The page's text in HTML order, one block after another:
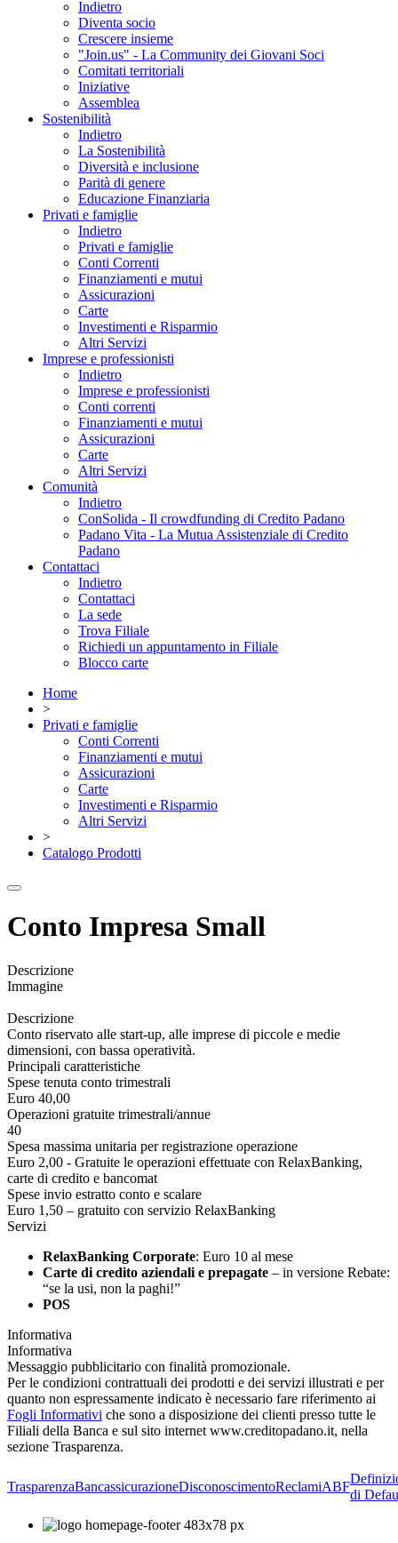
Indietro
Diventa socio
Crescere insieme
"Join.us" - La Community dei Giovani Soci
Comitati territoriali
Iniziative
Assemblea
Sostenibilità
Indietro
La Sostenibilità
Diversità e inclusione
Parità di genere
Educazione Finanziaria
Privati e famiglie
Indietro
Privati e famiglie
Conti Correnti
Finanziamenti e mutui
Assicurazioni
Carte
Investimenti e Risparmio
Altri Servizi
Imprese e professionisti
Indietro
Imprese e professionisti
Conti correnti
Finanziamenti e mutui
Assicurazioni
Carte
Altri Servizi
Comunità
Indietro
ConSolida - Il crowdfunding di Credito Padano
Padano Vita - La Mutua Assistenziale di Credito
Padano
Contattaci
Indietro
Contattaci
La sede
Trova Filiale
Richiedi un appuntamento in Filiale
Blocco carte
Home
>
Privati e famiglie
Conti Correnti
Finanziamenti e mutui
Assicurazioni
Carte
Investimenti e Risparmio
Altri Servizi
>
Catalogo Prodotti
Conto Impresa Small
Descrizione
Immagine
Descrizione
Conto riservato alle start-up, alle imprese di piccole e medie
dimensioni, con bassa operatività.
Principali caratteristiche
Spese tenuta conto trimestrali
Euro 40,00
Operazioni gratuite trimestrali/annue
40
Spesa massima unitaria per registrazione operazione
Euro 2,00 - Gratuite le operazioni effettuate con RelaxBanking,
carte di credito e bancomat
Spese invio estratto conto e scalare
Euro 1,50 – gratuito con servizio RelaxBanking
Servizi
RelaxBanking Corporate: Euro 10 al mese
Carte di credito aziendali e prepagate – in versione Rebate:
“se la usi, non la paghi!”
POS
Informativa
Informativa
Messaggio pubblicitario con finalità promozionale.
Per le condizioni contrattuali dei prodotti e dei servizi illustrati e per
quanto non espressamente indicato è necessario fare riferimento ai
Fogli Informativi che sono a disposizione dei clienti presso tutte le
Filiali della Banca e sul sito internet www.creditopadano.it, nella
sezione Trasparenza.
TrasparenzaBancassicurazioneDisconoscimentoReclamiABF
di